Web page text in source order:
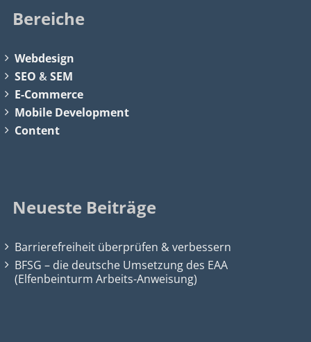
Bereiche
Webdesign
SEO &SEM
E-Commerce
Mobile Development
Content
Neueste Beiträge
Barrierefreiheit überprüfen & verbessern
BFSG – die deutsche Umsetzung des EAA
(Elfenbeinturm Arbeits-Anweisung)